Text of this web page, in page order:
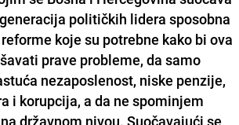
političkih lidera sposobna
koje su potrebne kako bi ova
prave probleme, da samo
nezaposlenost, niske penzije,
i korupcija, a da ne spominjem
državnom nivou. Suočavajući se